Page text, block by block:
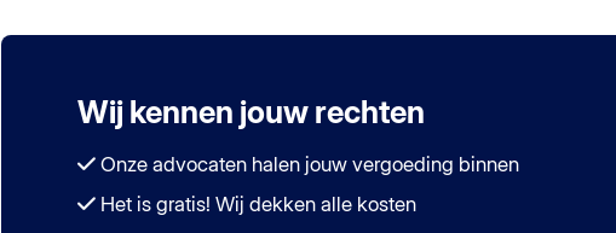
Wij kennen jouw rechten
Onze advocaten halen jouw vergoeding binnen
Het is gratis! Wij dekken alle kosten